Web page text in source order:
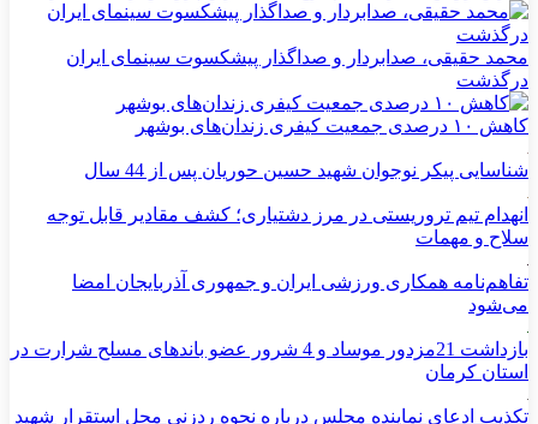
محمد حقیقی، صدابردار و صداگذار پیشکسوت سینمای ایران
درگذشت
کاهش ۱۰ درصدی جمعیت کیفری زندان‌های بوشهر
شناسایی پیکر نوجوان شهید حسین حوریان پس از 44 سال
انهدام تیم تروریستی در مرز دشتیاری؛ کشف مقادیر قابل توجه
سلاح و مهمات
تفاهم‌نامه همکاری ورزشی ایران و جمهوری آذربایجان امضا
می‌شود
بازداشت 21مزدور موساد و 4 شرور عضو باندهای مسلح شرارت در
استان کرمان
تکذیب ادعای نماینده مجلس درباره نحوه ردزنی محل استقرار شهید